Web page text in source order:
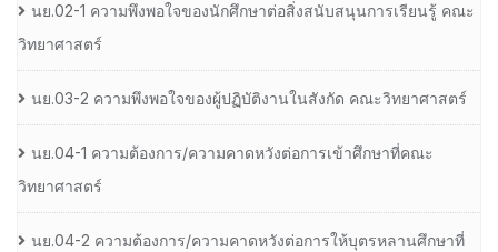
นย.02-1 ความพึงพอใจของนักศึกษาต่อสิ่งสนับสนุนการเรียนรู้ คณะ
วิทยาศาสตร์
นย.03-2 ความพึงพอใจของผู้ปฏิบัติงานในสังกัด คณะวิทยาศาสตร์
นย.04-1 ความต้องการ/ความคาดหวังต่อการเข้าศึกษาที่คณะ
วิทยาศาสตร์
นย.04-2 ความต้องการ/ความคาดหวังต่อการให้บุตรหลานศึกษาที่